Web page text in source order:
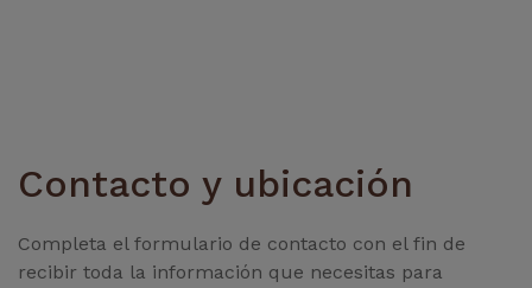
Contacto y ubicación
Completa el formulario de contacto con el fin de
recibir toda la información que necesitas para